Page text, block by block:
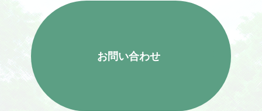
お問い合わせ